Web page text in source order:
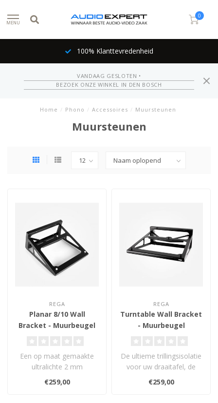
MENU
0
100% Klanttevredenheid
VANDAAG GESLOTEN •
BEZOEK ONZE WINKEL IN DEN BOSCH
Home / Phono / Accessoires / Muursteunen
Muursteunen
REGA
Planar 8/10 Wall
Bracket - Muurbeugel
Een op maat gemaakte
ultralichte 2 mm
aluminium muurbeugel,
speciaal ontworpen v..
€259,00
REGA
Turntable Wall Bracket
- Muurbeugel
De ultieme trillingsisolatie
voor uw draaitafel, de
volgende generatie
draaitafe..
€259,00